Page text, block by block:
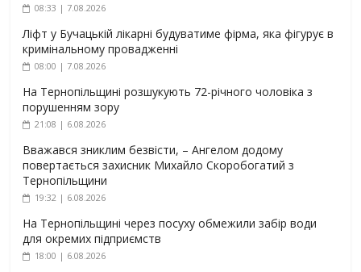
08:33 | 7.08.2026
Ліфт у Бучацькій лікарні будуватиме фірма, яка фігурує в
кримінальному провадженні
08:00 | 7.08.2026
На Тернопільщині розшукують 72-річного чоловіка з
порушенням зору
21:08 | 6.08.2026
Вважався зниклим безвісти, – Ангелом додому
повертається захисник Михайло Скоробогатий з
Тернопільщини
19:32 | 6.08.2026
На Тернопільщині через посуху обмежили забір води
для окремих підприємств
18:00 | 6.08.2026